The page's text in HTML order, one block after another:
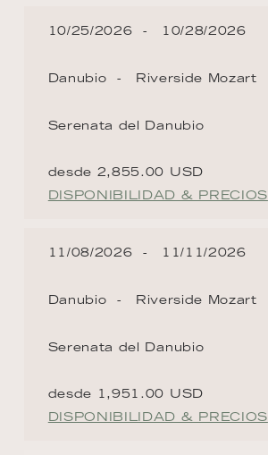
10/25/2026 10/28/2026
Danubio Riverside Mozart
Serenata del Danubio
desde 2,855.00 USD
DISPONIBILIDAD & PRECIOS
11/08/2026 11/11/2026
Danubio Riverside Mozart
Serenata del Danubio
desde 1,951.00 USD
DISPONIBILIDAD & PRECIOS